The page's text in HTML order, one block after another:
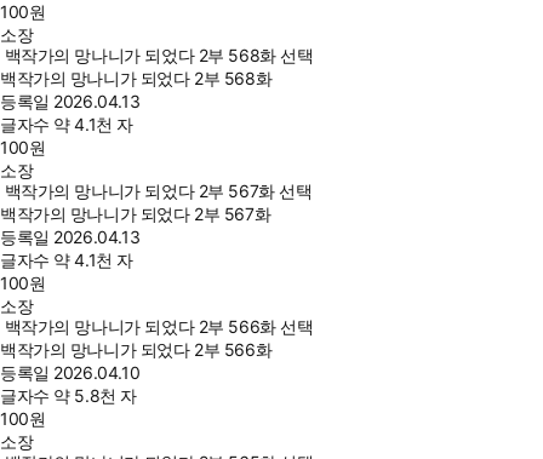
100원
소장
백작가의 망나니가 되었다 2부 568화 선택
백작가의 망나니가 되었다 2부 568화
등록일 2026.04.13
글자수 약 4.1천 자
100원
소장
백작가의 망나니가 되었다 2부 567화 선택
백작가의 망나니가 되었다 2부 567화
등록일 2026.04.13
글자수 약 4.1천 자
100원
소장
백작가의 망나니가 되었다 2부 566화 선택
백작가의 망나니가 되었다 2부 566화
등록일 2026.04.10
글자수 약 5.8천 자
100원
소장